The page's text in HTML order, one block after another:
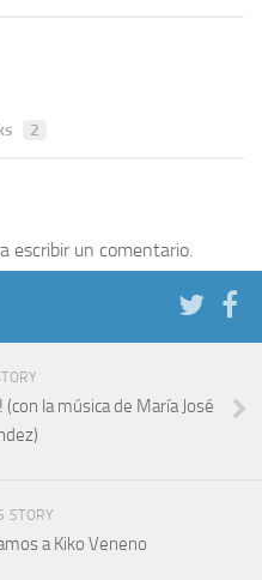
2
escribir un comentario.
la música de María José
STORY
a Kiko Veneno